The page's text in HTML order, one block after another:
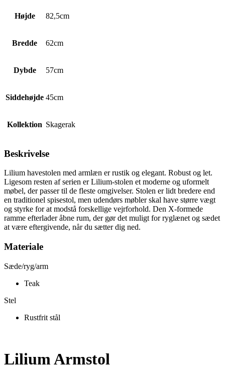
Højde 82,5cm
Bredde 62cm
Dybde 57cm
Siddehøjde 45cm
Kollektion Skagerak
Beskrivelse
Lilium havestolen med armlæn er rustik og elegant. Robust og let.
Ligesom resten af ​​serien er Lilium-stolen et moderne og uformelt
møbel, der passer til de fleste omgivelser. Stolen er lidt bredere end
en traditionel spisestol, men udendørs møbler skal have større vægt
og styrke for at modstå forskellige vejrforhold. Den X-formede
ramme efterlader åbne rum, der gør det muligt for ryglænet og sædet
at være eftergivende, når du sætter dig ned.
Materiale
Sæde/ryg/arm
Teak
Stel
Rustfrit stål
Lilium Armstol